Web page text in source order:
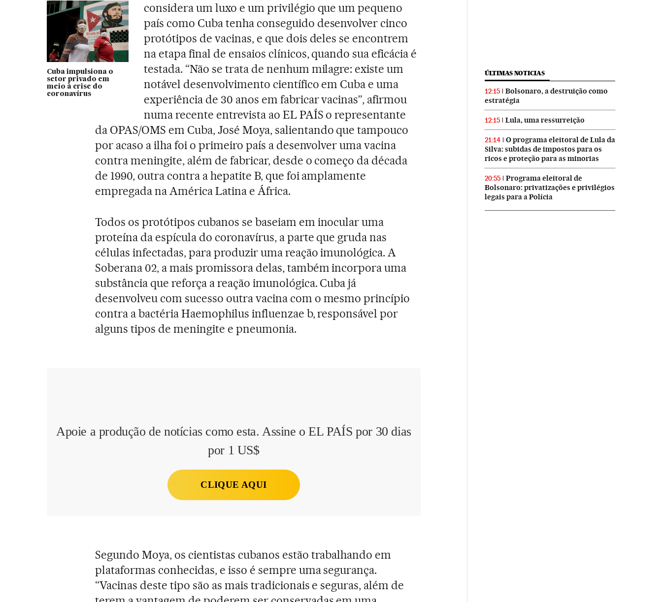
Cuba impulsiona o
setor privado em
meio à crise do
coronavírus
considera um luxo e um privilégio que um pequeno
país como Cuba tenha conseguido desenvolver cinco
protótipos de vacinas, e que dois deles se encontrem
na etapa final de ensaios clínicos, quando sua eficácia é
testada. “Não se trata de nenhum milagre: existe um
notável desenvolvimento científico em Cuba e uma
experiência de 30 anos em fabricar vacinas”, afirmou
numa recente entrevista ao EL PAÍS o representante
da OPAS/OMS em Cuba, José Moya, salientando que tampouco
por acaso a ilha foi o primeiro país a desenvolver uma vacina
contra meningite, além de fabricar, desde o começo da década
de 1990, outra contra a hepatite B, que foi amplamente
empregada na América Latina e África.
Todos os protótipos cubanos se baseiam em inocular uma
proteína da espícula do coronavírus, a parte que gruda nas
células infectadas, para produzir uma reação imunológica. A
Soberana 02, a mais promissora delas, também incorpora uma
substância que reforça a reação imunológica. Cuba já
desenvolveu com sucesso outra vacina com o mesmo princípio
contra a bactéria Haemophilus influenzae b, responsável por
alguns tipos de meningite e pneumonia.
Apoie a produção de notícias como esta. Assine o EL PAÍS por 30 dias
por 1 US$
CLIQUE AQUI
Segundo Moya, os cientistas cubanos estão trabalhando em
plataformas conhecidas, e isso é sempre uma segurança.
“Vacinas deste tipo são as mais tradicionais e seguras, além de
ÚLTIMAS NOTICIAS
12:15
Bolsonaro, a destruição como
estratégia
12:15 Lula, uma ressurreição
21:14
O programa eleitoral de Lula da
Silva: subidas de impostos para os
ricos e proteção para as minorias
20:55
Programa eleitoral de
Bolsonaro: privatizações e privilégios
legais para a Polícia